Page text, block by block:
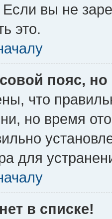
Если вы не
это.
пояс,
что
но время
для
в списке!